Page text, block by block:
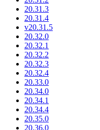
20.31.3
20.31.4
v20.31.5
20.32.0
20.32.1
20.32.2
20.32.3
20.32.4
20.33.0
20.34.0
20.34.1
20.34.4
20.35.0
20.36.0